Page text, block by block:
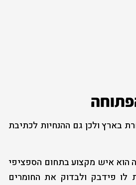
בארץ ולכן גם ההנחיות לכתיבת
הוא איש מקצוע בתחום הספציפי
פידבק ולבדוק את החומרים